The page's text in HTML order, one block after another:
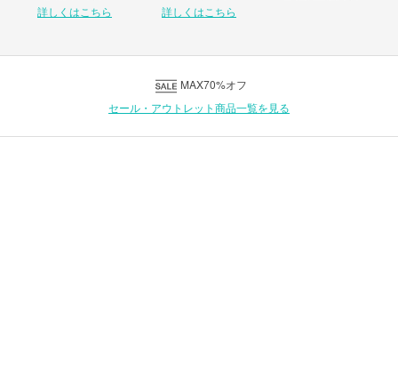
詳しくはこちら 詳しくはこちら
MAX70%オフ
セール・アウトレット商品一覧を見る